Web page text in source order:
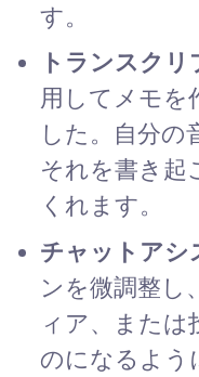
す。
トランスク
用してメモを
した。自分の
それを書き起
くれます。
チャットアシ
ンを微調整し
ィア、または
のになるよう